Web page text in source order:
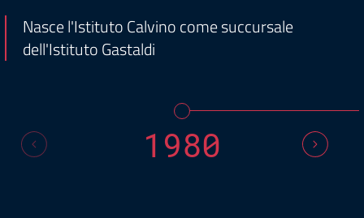
Nasce l'Istituto Calvino come succursale
dell'Istituto Gastaldi
1980